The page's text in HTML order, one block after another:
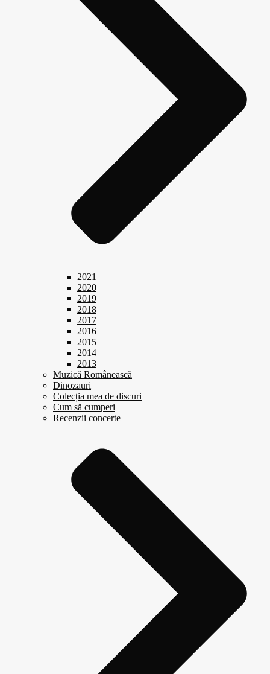
2021
2020
2019
2018
2017
2016
2015
2014
2013
Muzică Românească
Dinozauri
Colecția mea de discuri
Cum să cumperi
Recenzii concerte